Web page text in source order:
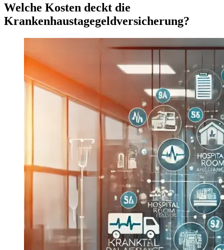
Welche Kosten deckt die
Krankenhaustagegeldversicherung?